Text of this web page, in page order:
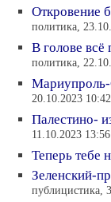
Откровение
политика,
В голове
политика,
Мариупроль-
20.10.2023 10:42
Палестино-
11.10.2023 13:56
Теперь тебе
Зеленский-
публицистика,